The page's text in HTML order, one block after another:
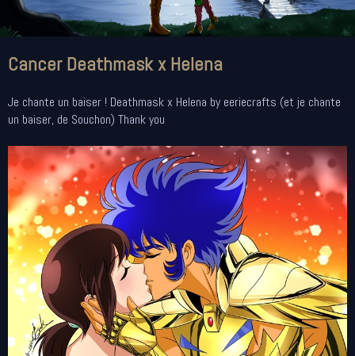
Cancer Deathmask x Helena
Je chante un baiser ! Deathmask x Helena by eeriecrafts (et je chante
un baiser, de Souchon) Thank you